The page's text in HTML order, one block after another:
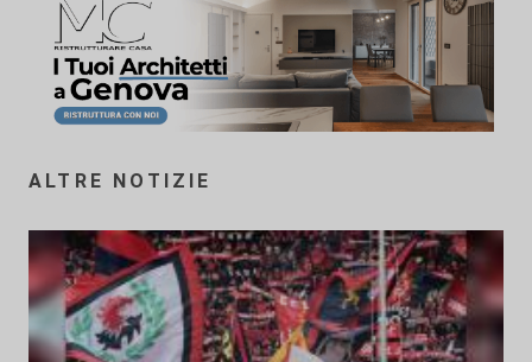
ALTRE NOTIZIE